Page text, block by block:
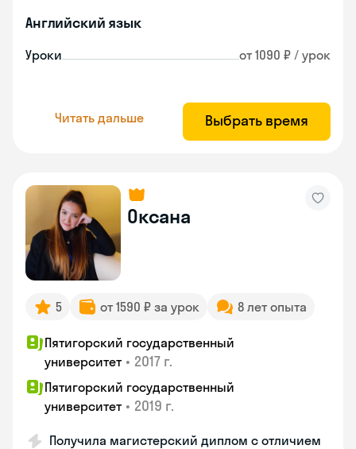
Английский язык
Уроки от 1090 ₽ / урок
Читать дальше Выбрать время
Оксана
5 от 1590 ₽ за урок 8 лет опыта
Пятигорский государственный
университет • 2017 г.
Пятигорский государственный
университет • 2019 г.
Получила магистерский диплом с отличием